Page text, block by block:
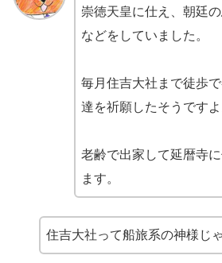
崇徳天皇に仕え、朝廷
などをしていました。
毎月住吉大社まで徒歩
達を祈願したそうですよ
老齢で出家して延暦寺
ます。
住吉大社って船旅系の神様じ